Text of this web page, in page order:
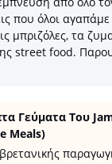
που όλοι
μπριζόλες, τα
street food.
Γεύματα Του
Meals)